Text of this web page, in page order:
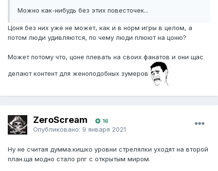
Можно как-нибудь без этих повесточек...
Цоня без них уже не может, как и в норм игры в целом, а
потом люди удивляются, по чему люди плюют на цоню?
Может потому что, цоне плевать на своих фанатов и они щас
делают контент для женоподобных зумеров
ZeroScream 16
Опубликовано: 9 января 2021
Ну не считая думма.кишко уровни стрелялки уходят на второй
план.ща модно стало рпг с открытым миром.